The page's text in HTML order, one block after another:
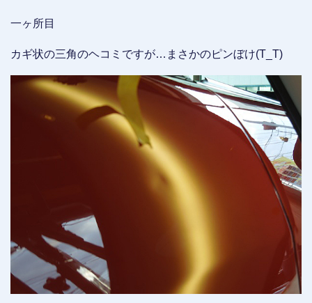
一ヶ所目
カギ状の三角のヘコミですが…まさかのピンぼけ(T_T)